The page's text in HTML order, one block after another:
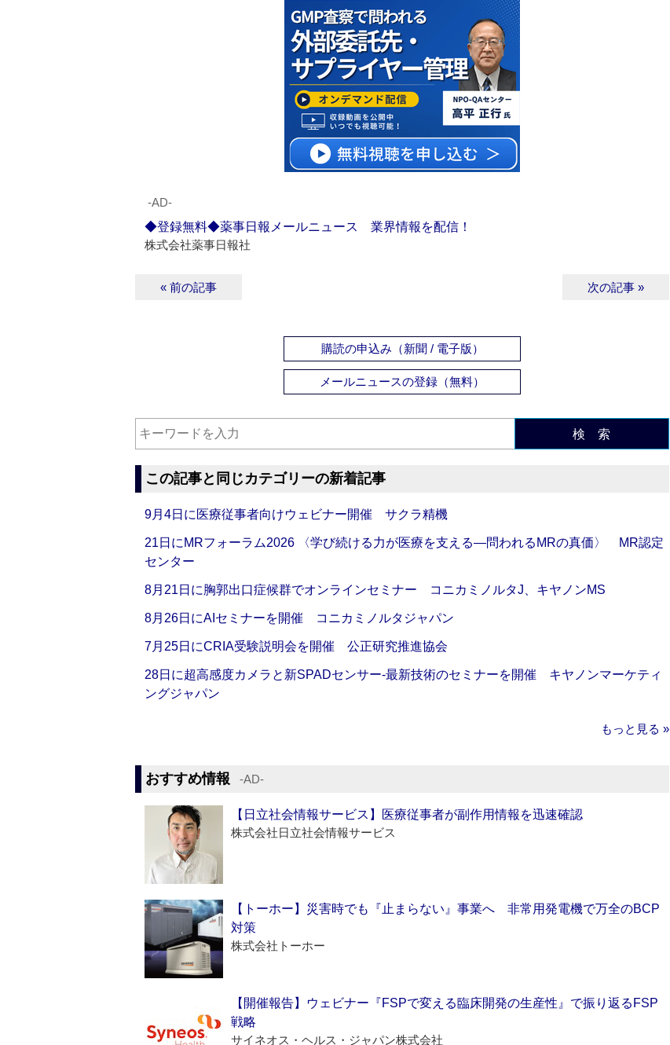
‐AD‐
◆登録無料◆薬事日報メールニュース 業界情報を配信！
株式会社薬事日報社
« 前の記事 次の記事 »
購読の申込み（新聞 / 電子版）
メールニュースの登録（無料）
検 索
この記事と同じカテゴリーの新着記事
9月4日に医療従事者向けウェビナー開催 サクラ精機
21日にMRフォーラム2026 〈学び続ける力が医療を支える―問われるMRの真価〉 MR認定
センター
8月21日に胸郭出口症候群でオンラインセミナー コニカミノルタJ、キヤノンMS
8月26日にAIセミナーを開催 コニカミノルタジャパン
7月25日にCRIA受験説明会を開催 公正研究推進協会
28日に超高感度カメラと新SPADセンサー‐最新技術のセミナーを開催 キヤノンマーケティ
ングジャパン
もっと見る »
おすすめ情報 ‐AD‐
【日立社会情報サービス】医療従事者が副作用情報を迅速確認
株式会社日立社会情報サービス
【トーホー】災害時でも『止まらない』事業へ 非常用発電機で万全のBCP
対策
株式会社トーホー
【開催報告】ウェビナー『FSPで変える臨床開発の生産性』で振り返るFSP
戦略
サイネオス・ヘルス・ジャパン株式会社